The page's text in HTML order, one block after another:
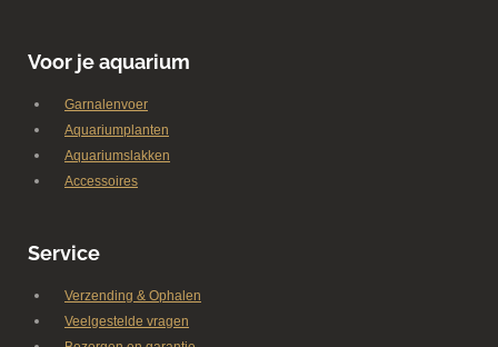
Voor je aquarium
Garnalenvoer
Aquariumplanten
Aquariumslakken
Accessoires
Service
Verzending & Ophalen
Veelgestelde vragen